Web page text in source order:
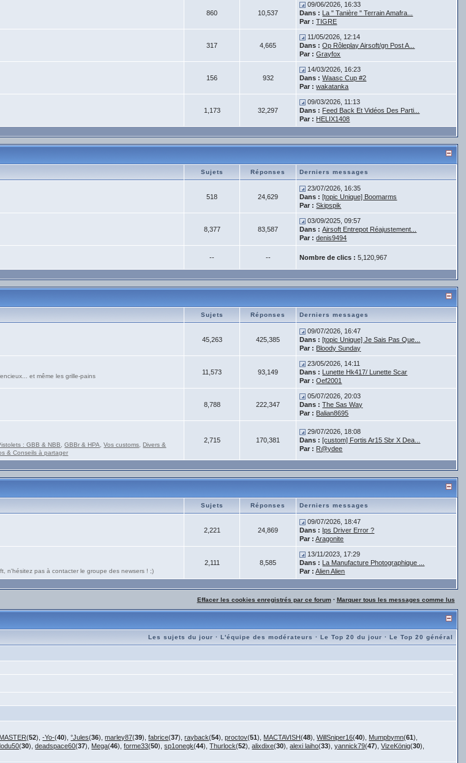
860 10,537
09/06/2026, 16:33
Dans : La " Tanière " Terrain Amafra...
Par : TIGRE
317 4,665
11/05/2026, 12:14
Dans : Op Rôleplay Airsoft/gn Post A...
Par : Grayfox
156 932
14/03/2026, 16:23
Dans : Waasc Cup #2
Par : wakatanka
1,173 32,297
09/03/2026, 11:13
Dans : Feed Back Et Vidéos Des Parti...
Par : HELIX1408
Sujets Réponses Derniers messages
518 24,629
23/07/2026, 16:35
Dans : [topic Unique] Boomarms
Par : Skipspik
8,377 83,587
03/09/2025, 09:57
Dans : Airsoft Entrepot Réajustement...
Par : denis9494
-- -- Nombre de clics : 5,120,967
Sujets Réponses Derniers messages
45,263 425,385
09/07/2026, 16:47
Dans : [topic Unique] Je Sais Pas Que...
Par : Bloody Sunday
et même les grille-pains
11,573 93,149
23/05/2026, 14:11
Dans : Lunette Hk417/ Lunette Scar
Par : Oef2001
8,788 222,347
05/07/2026, 20:03
Dans : The Sas Way
Par : Balian8695
: GBB & NBB ,GBBr & HPA ,Vos customs ,Divers &
& Conseils à partager
2,715 170,381
29/07/2026, 18:08
Dans : [custom] Fortis Ar15 Sbr X Dea...
Par : R@ydee
Sujets Réponses Derniers messages
2,221 24,869
09/07/2026, 18:47
Dans : Ips Driver Error ?
Par : Aragonite
n'hésitez pas à contacter le groupe des newsers ! ;)
2,111 8,585
13/11/2023, 17:29
Dans : La Manufacture Photographique ...
Par : Alien Alien
Effacer les cookies enregistrés par ce forum· Marquer tous les messages comme lus
Les sujets du jour ·L'équipe des modérateurs ·Le Top 20 du jour ·Le Top 20 général
(52),-Yo-(40),°Jules(36),marley87(39),fabrice(37),rayback(54),proctov(51), MACTAVISH(48),WillSniper16(40), Mumpbymn(61),
(30),deadspace60(37), Mega(46),forme33(50),sp1onegk(44),Thurlock(52),alixdixe(30),alexi laiho(33),yannick79(47),VizeKönig(30),